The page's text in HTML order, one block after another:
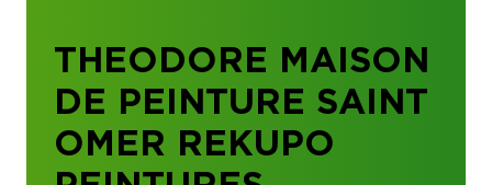
THEODORE MAISON
DE PEINTURE SAINT
OMER REKUPO